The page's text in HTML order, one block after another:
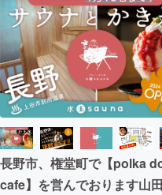
アート・写真
テクノロジー・
映像・映画
ビジネス・起業
まちづくり・地
長野市、権堂町で【polka
cafe】を営んでおります山